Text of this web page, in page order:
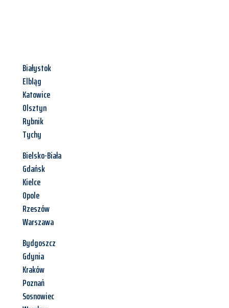
Białystok
Elbląg
Katowice
Olsztyn
Rybnik
Tychy
Bielsko-Biała
Gdańsk
Kielce
Opole
Rzeszów
Warszawa
Bydgoszcz
Gdynia
Kraków
Poznań
Sosnowiec